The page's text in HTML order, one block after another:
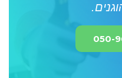
050-